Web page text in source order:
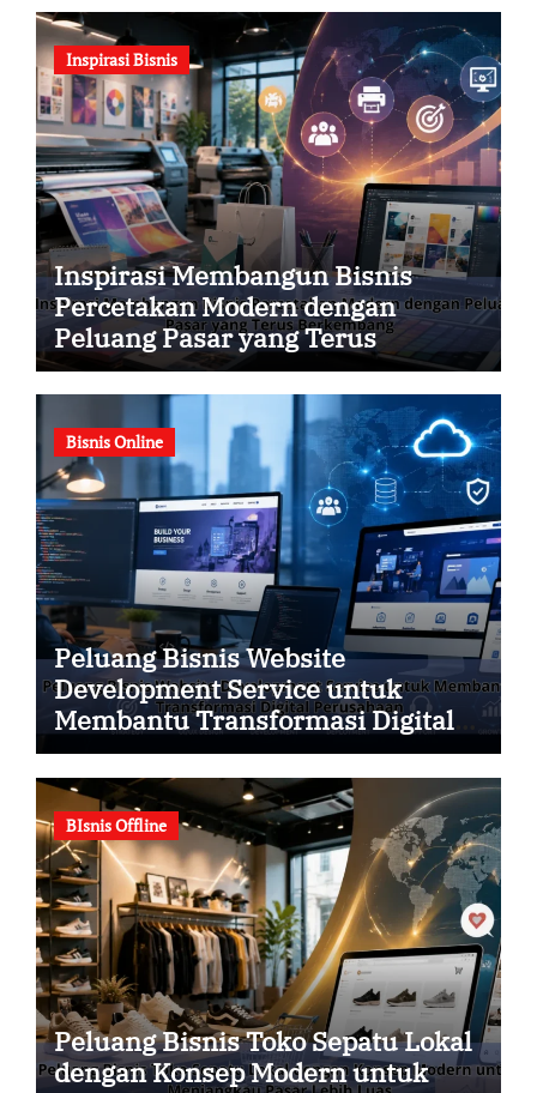
Inspirasi Bisnis
Inspirasi Membangun Bisnis
Percetakan Modern dengan
Peluang Pasar yang Terus
Berkembang
Bisnis Online
Peluang Bisnis Website
Development Service untuk
Membantu Transformasi Digital
Perusahaan
BIsnis Offline
Peluang Bisnis Toko Sepatu Lokal
dengan Konsep Modern untuk